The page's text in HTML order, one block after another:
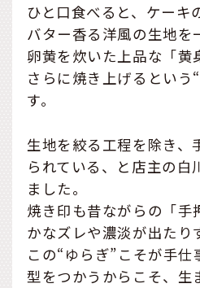
ひと口食べると、ケーキ
バター香る洋風の生地を
卵黄を炊いた上品な「黄
さらに焼き上げるという
す。
生地を絞る工程を除き、
られている、と店主の白
ました。
焼き印も昔ながらの「手
かなズレや濃淡が出たり
この“ゆらぎ”こそが手
型をつかうからこそ、生